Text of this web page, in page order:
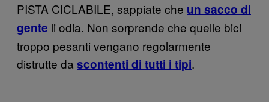
PISTA CICLABILE, sappiate che un sacco di
gente li odia. Non sorprende che quelle bici
troppo pesanti vengano regolarmente
distrutte da scontenti di tutti i tipi.